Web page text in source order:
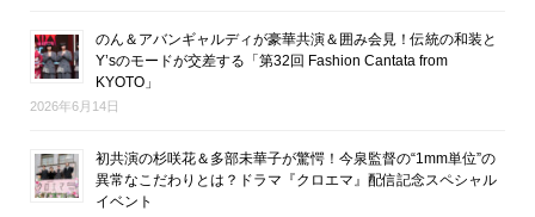
のん＆アバンギャルディが豪華共演＆囲み会見！伝統の和装と
Y’sのモードが交差する「第32回 Fashion Cantata from
KYOTO」
2026年6月14日
初共演の杉咲花＆多部未華子が驚愕！今泉監督の“1mm単位”の
異常なこだわりとは？ドラマ『クロエマ』配信記念スペシャル
イベント